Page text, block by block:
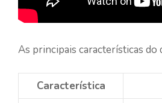
As principais características do
Característica